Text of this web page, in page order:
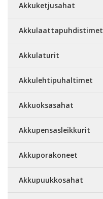
Akkuketjusahat
Akkulaattapuhdistimet
Akkulaturit
Akkulehtipuhaltimet
Akkuoksasahat
Akkupensasleikkurit
Akkuporakoneet
Akkupuukkosahat